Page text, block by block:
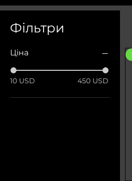
Фільтри
Ціна
10 USD 450 USD